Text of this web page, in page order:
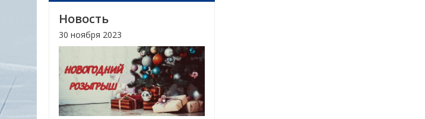
Новость
30 ноября 2023